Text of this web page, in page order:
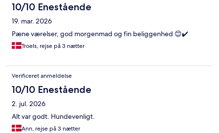
10/10 Enestående
19. mar. 2026
Pæne værelser, god morgenmad og fin beliggenhed 😊✔️
Troels, rejse på 3 nætter
Verificeret anmeldelse
10/10 Enestående
2. jul. 2026
Alt var godt. Hundevenligt.
Ann, rejse på 3 nætter